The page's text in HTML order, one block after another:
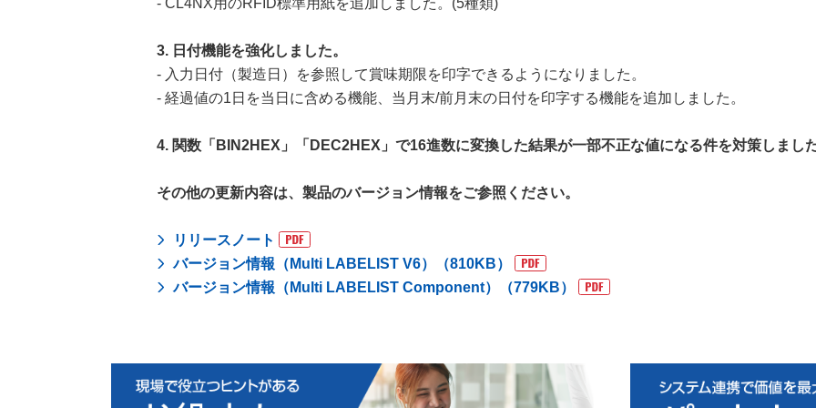
- CL4NX用のRFID標準用紙を追加しました。(5種類)
3. 日付機能を強化しました。
- 入力日付（製造日）を参照して賞味期限を印字できるようになりました。
- 経過値の1日を当日に含める機能、当月末/前月末の日付を印字する機能を追加しました。
4. 関数「BIN2HEX」「DEC2HEX」で16進数に変換した結果が一部不正な値になる件を対策しまし
その他の更新内容は、製品のバージョン情報をご参照ください。
リリースノート
バージョン情報（Multi LABELIST V6）（810KB）
バージョン情報（Multi LABELIST Component）（779KB）